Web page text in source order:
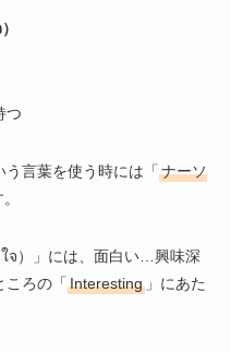
つ
言葉を使う時には「 ナーソ
จ）」には、面白い…興味深
ころの「 Interesting」にあた